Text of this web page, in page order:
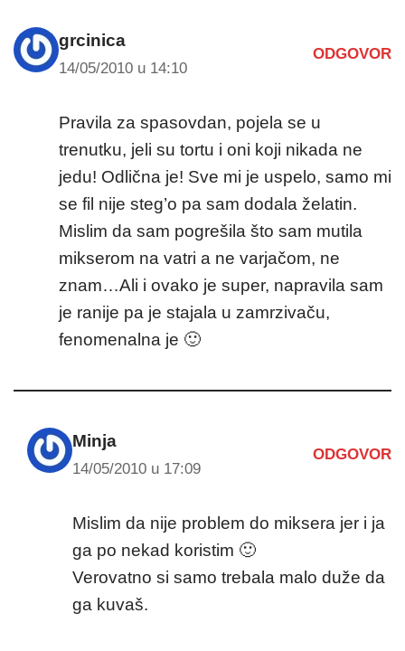
grcinica
14/05/2010 u 14:10
ODGOVOR
Pravila za spasovdan, pojela se u
trenutku, jeli su tortu i oni koji nikada ne
jedu! Odlična je! Sve mi je uspelo, samo mi
se fil nije steg’o pa sam dodala želatin.
Mislim da sam pogrešila što sam mutila
mikserom na vatri a ne varjačom, ne
znam…Ali i ovako je super, napravila sam
je ranije pa je stajala u zamrzivaču,
fenomenalna je 🙂
Minja
14/05/2010 u 17:09
ODGOVOR
Mislim da nije problem do miksera jer i ja
ga po nekad koristim 🙂
Verovatno si samo trebala malo duže da
ga kuvaš.